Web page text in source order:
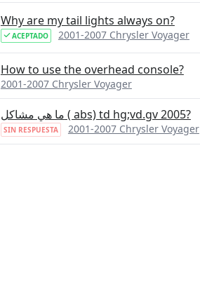
Why are my tail lights always on?
ACEPTADO 2001-2007 Chrysler Voyager
How to use the overhead console?
2001-2007 Chrysler Voyager
ما هي مشاكل ( abs) td hg;vd.gv 2005?
SIN RESPUESTA 2001-2007 Chrysler Voyager